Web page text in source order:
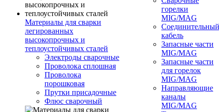
Материалы для сварки
легированных
высокопрочных и
теплоустойчивых сталей
Электроды сварочные
Проволока сплошная
Проволока
порошковая
Прутки присадочные
Флюс сварочный
горелки
MIG/MAG
Соединительный
кабель
Запасные части
MIG/MAG
Запасные части
для горелок
MIG/MAG
Направляющие
каналы
MIG/MAG